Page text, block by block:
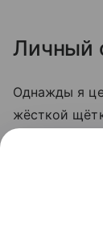
Личный
Однажды я
жёсткой
стороной
опрятно